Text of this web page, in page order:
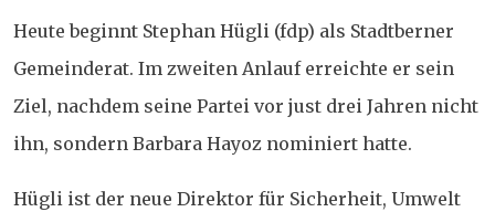
Heute beginnt Stephan Hügli (fdp) als Stadtberner
Gemeinderat. Im zweiten Anlauf erreichte er sein
Ziel, nachdem seine Partei vor just drei Jahren nicht
ihn, sondern Barbara Hayoz nominiert hatte.
Hügli ist der neue Direktor für Sicherheit, Umwelt